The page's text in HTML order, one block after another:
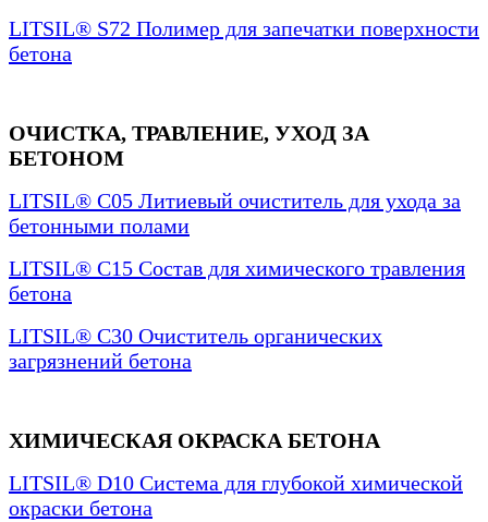
LITSIL® S72 Полимер для запечатки поверхности
бетона
ОЧИСТКА, ТРАВЛЕНИЕ, УХОД ЗА
БЕТОНОМ
LITSIL® C05 Литиевый очиститель для ухода за
бетонными полами
LITSIL® C15 Состав для химического травления
бетона
LITSIL® C30 Очиститель органических
загрязнений бетона
ХИМИЧЕСКАЯ ОКРАСКА БЕТОНА
LITSIL® D10 Система для глубокой химической
окраски бетона